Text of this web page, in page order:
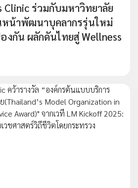
Clinic ร่วมกับมหาวิทยาลัย
หน้าพัฒนาบุคลากรรุ่นใหม่
งกัน ผลักดันไทยสู่ Wellness